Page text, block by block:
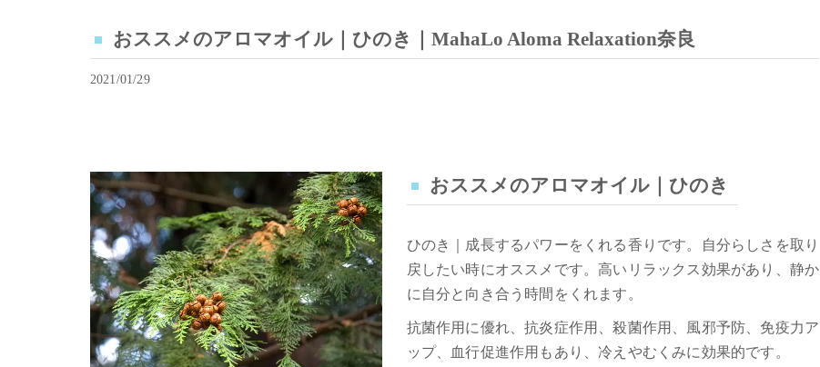
おススメのアロマオイル｜ひのき｜MahaLo Aloma Relaxation奈良
2021/01/29
おススメのアロマオイル｜ひのき
ひのき｜成長するパワーをくれる香りです。自分らしさを取り
戻したい時にオススメです。高いリラックス効果があり、静か
に自分と向き合う時間をくれます。
抗菌作用に優れ、抗炎症作用、殺菌作用、風邪予防、免疫力ア
ップ、血行促進作用もあり、冷えやむくみに効果的です。